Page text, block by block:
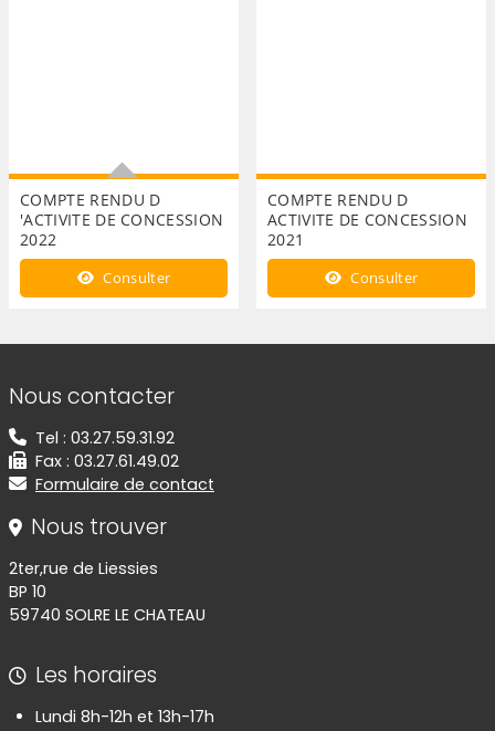
COMPTE RENDU D
'ACTIVITE DE CONCESSION
2022
COMPTE RENDU D'
ACTIVITE DE CONCESSION
Consulter
COMPTE RENDU D
ACTIVITE DE CONCESSION
2021
Consulter
Informations de contact
Nous contacter
Tel : 03.27.59.31.92
Fax : 03.27.61.49.02
Formulaire de contact
Nous trouver
2ter,rue de Liessies
BP 10
59740 SOLRE LE CHATEAU
Les horaires
Lundi 8h-12h et 13h-17h